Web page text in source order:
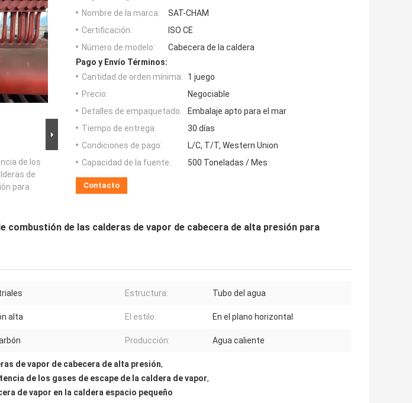
de los
de
para
Nombre de la marca:
SAT-CHAM
Certificación:
ISO CE
Número de modelo:
Cabecera de la caldera
Pago y Envío Términos:
Cantidad de orden mínima:
1 juego
Precio:
Negociable
Detalles de empaquetado:
Embalaje apto para el mar
Tiempo de entrega:
30 días
Condiciones de pago:
L/C, T/T, Western Union
Capacidad de la fuente:
500 Toneladas / Mes
Contacto
combustión de las calderas de vapor de cabecera de alta presión para
Estructura: Tubo del agua
alta El estilo: En el plano horizontal
Producción: Agua caliente
de vapor de cabecera de alta presión,
de los gases de escape de la caldera de vapor,
de vapor en la caldera espacio pequeño